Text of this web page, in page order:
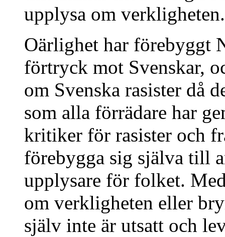
upplysa om verkligheten.
Oärlighet har förebyggt
förtryck mot Svenskar,
om Svenska rasister då
som alla förrädare har
kritiker för rasister och
förebygga sig själva till
upplysare för folket.
om verkligheten eller
själv inte är utsatt och